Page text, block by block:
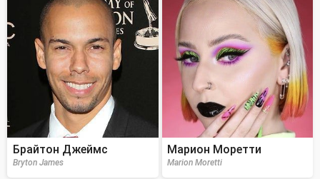
Брайтон Джеймс
Bryton James
Марион Моретти
Marion Moretti